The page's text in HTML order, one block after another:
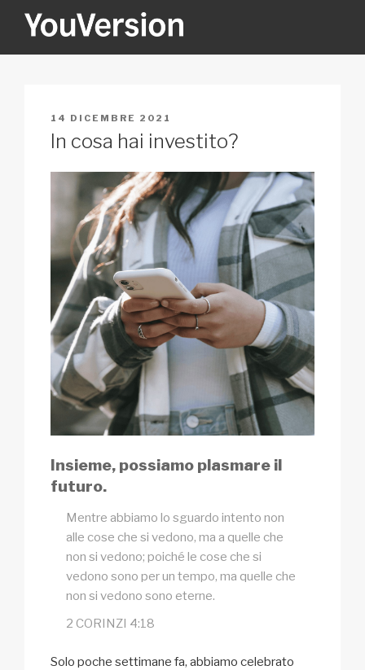
YOUVERSION
PUBBLICATO
IL
14 DICEMBRE 2021
In cosa hai investito?
Insieme, possiamo plasmare il
futuro.
Mentre abbiamo lo sguardo intento non
alle cose che si vedono, ma a quelle che
non si vedono; poiché le cose che si
vedono sono per un tempo, ma quelle che
non si vedono sono eterne.
2 CORINZI 4:18
Solo poche settimane fa, abbiamo celebrato